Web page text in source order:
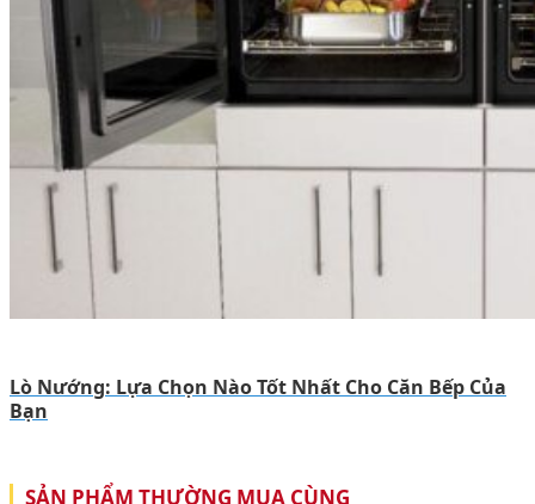
Lò Nướng: Lựa Chọn Nào Tốt Nhất Cho Căn Bếp Của
Bạn
SẢN PHẨM THƯỜNG MUA CÙNG